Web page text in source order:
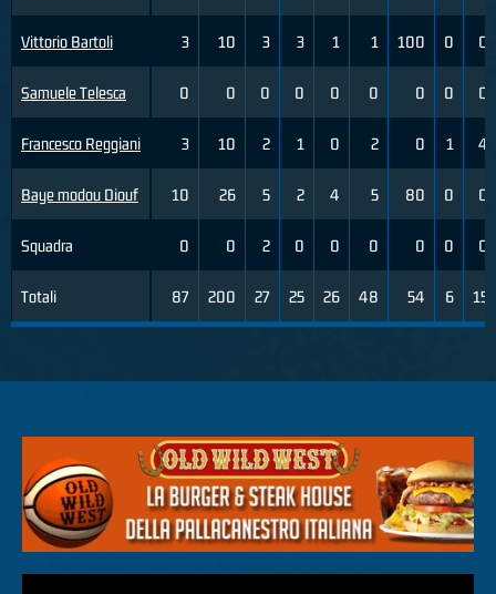
Vittorio Bartoli
Samuele Telesca
Francesco Reggiani
Baye modou Diouf
Squadra
Totali
3 10 3 3 1 1 100 0 0
0 0 0 0 0 0 0 0 0
3 10 2 1 0 2 0 1 4
10 26 5 2 4 5 80 0 0
0 0 2 0 0 0 0 0 0
87 200 27 25 26 48 54 6 15